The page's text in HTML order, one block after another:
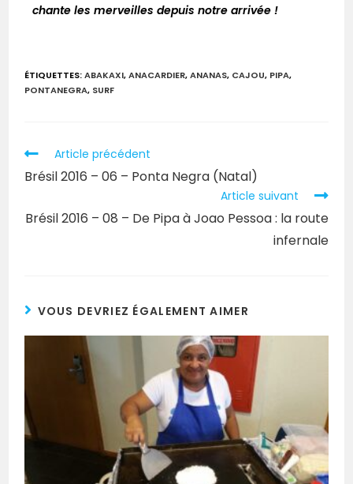
chante les merveilles depuis notre arrivée !
ÉTIQUETTES:ABAKAXI, ANACARDIER, ANANAS, CAJOU, PIPA,
PONTANEGRA, SURF
Article précédent
Brésil 2016 – 06 – Ponta Negra (Natal)
Article suivant
Brésil 2016 – 08 – De Pipa à Joao Pessoa : la route
infernale
VOUS DEVRIEZ ÉGALEMENT AIMER